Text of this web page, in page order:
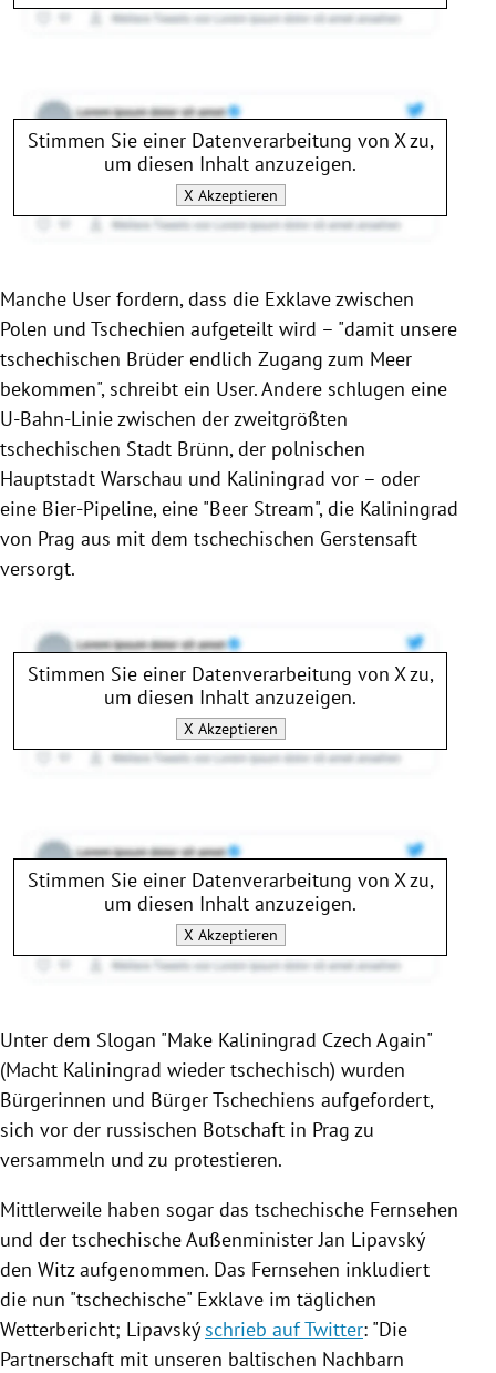
Stimmen Sie einer Datenverarbeitung von Xzu,
um diesen Inhalt anzuzeigen.
X Akzeptieren
Manche User fordern, dass die Exklave zwischen
Polen und Tschechien aufgeteilt wird – "damit unsere
tschechischen Brüder endlich Zugang zum Meer
bekommen", schreibt ein User. Andere schlugen eine
U-Bahn-Linie zwischen der zweitgrößten
tschechischen Stadt Brünn, der polnischen
Hauptstadt Warschau und Kaliningrad vor – oder
eine Bier-Pipeline, eine "Beer Stream", die Kaliningrad
von Prag aus mit dem tschechischen Gerstensaft
versorgt.
Stimmen Sie einer Datenverarbeitung von Xzu,
um diesen Inhalt anzuzeigen.
X Akzeptieren
Stimmen Sie einer Datenverarbeitung von Xzu,
um diesen Inhalt anzuzeigen.
X Akzeptieren
Unter dem Slogan "Make Kaliningrad Czech Again"
(Macht Kaliningrad wieder tschechisch) wurden
Bürgerinnen und Bürger Tschechiens aufgefordert,
sich vor der russischen Botschaft in Prag zu
versammeln und zu protestieren.
Mittlerweile haben sogar das tschechische Fernsehen
und der tschechische Außenminister Jan Lipavský
den Witz aufgenommen. Das Fernsehen inkludiert
die nun "tschechische" Exklave im täglichen
Wetterbericht; Lipavskýschrieb auf Twitter: "Die
Partnerschaft mit unseren baltischen Nachbarn